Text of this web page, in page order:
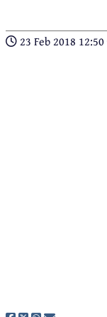
23 Feb 2018 12:50